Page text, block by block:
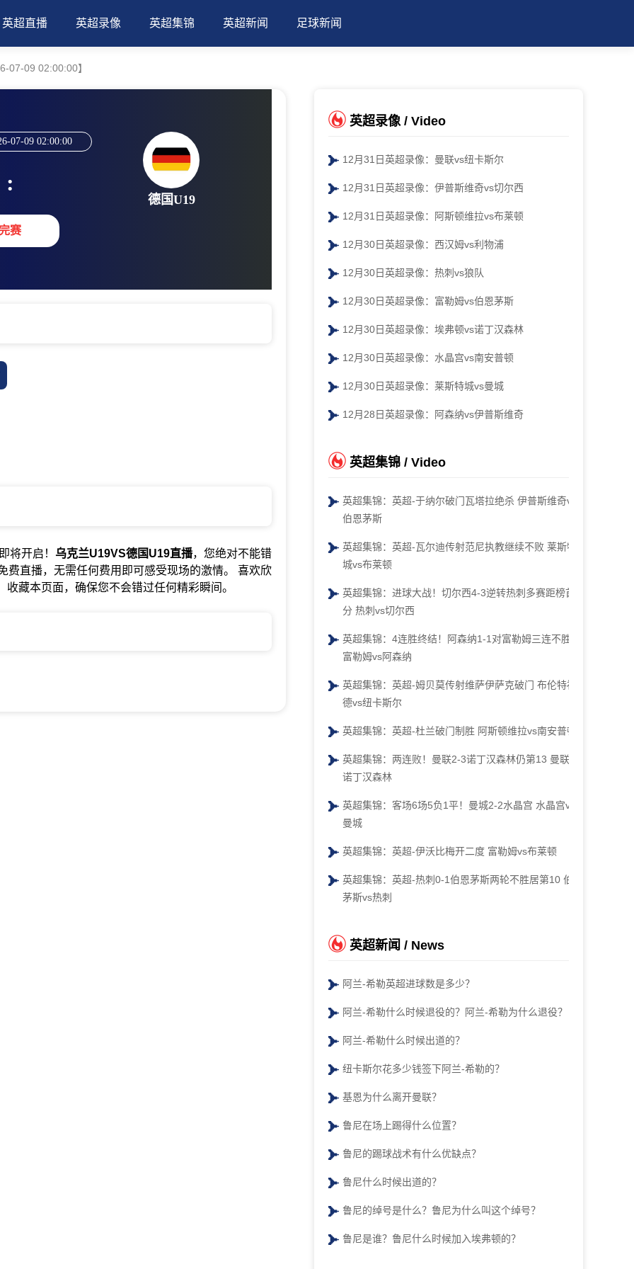
英超直播 英超录像 英超集锦 英超新闻 足球新闻
07-09 02:00:00】
07-09 02:00:00
:
完赛
德国U19
将开启！ 乌克兰U19VS德国U19直播，您绝对不能错
费直播，无需任何费用即可感受现场的激情。 喜欢欣
藏本页面，确保您不会错过任何精彩瞬间。
英超录像 / Video
12月31日英超录像：曼联vs纽卡斯尔
12月31日英超录像：伊普斯维奇vs切尔西
12月31日英超录像：阿斯顿维拉vs布莱顿
12月30日英超录像：西汉姆vs利物浦
12月30日英超录像：热刺vs狼队
12月30日英超录像：富勒姆vs伯恩茅斯
12月30日英超录像：埃弗顿vs诺丁汉森林
12月30日英超录像：水晶宫vs南安普顿
12月30日英超录像：莱斯特城vs曼城
12月28日英超录像：阿森纳vs伊普斯维奇
英超集锦 / Video
英超集锦：英超-于纳尔破门瓦塔拉绝杀 伊普斯维奇vs
伯恩茅斯
英超集锦：英超-瓦尔迪传射范尼执教继续不败 莱斯特
城vs布莱顿
英超集锦：进球大战！切尔西4-3逆转热刺多赛距榜首4
分 热刺vs切尔西
英超集锦：4连胜终结！阿森纳1-1对富勒姆三连不胜
富勒姆vs阿森纳
英超集锦：英超-姆贝莫传射维萨伊萨克破门 布伦特福
德vs纽卡斯尔
英超集锦：英超-杜兰破门制胜 阿斯顿维拉vs南安普顿
英超集锦：两连败！曼联2-3诺丁汉森林仍第13 曼联vs
诺丁汉森林
英超集锦：客场6场5负1平！曼城2-2水晶宫 水晶宫vs
曼城
英超集锦：英超-伊沃比梅开二度 富勒姆vs布莱顿
英超集锦：英超-热刺0-1伯恩茅斯两轮不胜居第10 伯恩
茅斯vs热刺
英超新闻 / News
阿兰-希勒英超进球数是多少？
阿兰-希勒什么时候退役的？阿兰-希勒为什么退役？
阿兰-希勒什么时候出道的？
纽卡斯尔花多少钱签下阿兰-希勒的？
基恩为什么离开曼联？
鲁尼在场上踢得什么位置？
鲁尼的踢球战术有什么优缺点？
鲁尼什么时候出道的？
鲁尼的绰号是什么？鲁尼为什么叫这个绰号？
鲁尼是谁？鲁尼什么时候加入埃弗顿的？